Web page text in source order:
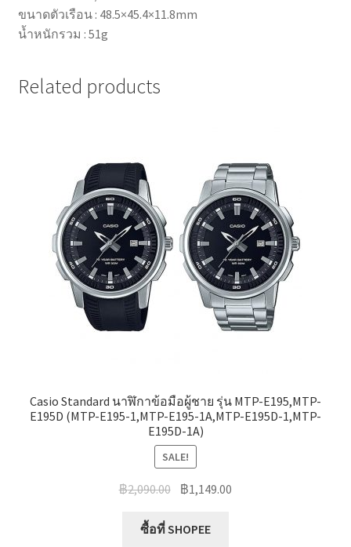
ขนาดตัวเรือน : 48.5×45.4×11.8mm
น้ำหนักรวม : 51g
Related products
Casio Standard นาฬิกาข้อมือผู้ชาย รุ่น MTP-E195,MTP-
E195D (MTP-E195-1,MTP-E195-1A,MTP-E195D-1,MTP-
E195D-1A)
SALE!
฿2,090.00 Original
was:
฿1,149.00
ซื้อที่ SHOPEE